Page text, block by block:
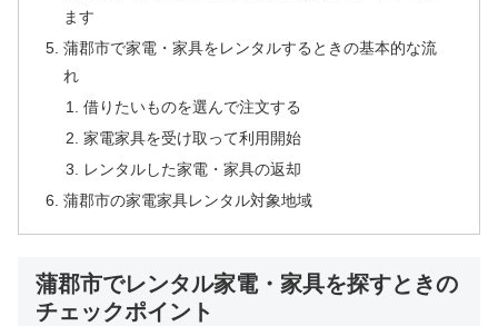
ます
蒲郡市で家電・家具をレンタルするときの基本的な流
れ
借りたいものを選んで注文する
家電家具を受け取って利用開始
レンタルした家電・家具の返却
蒲郡市の家電家具レンタル対象地域
蒲郡市でレンタル家電・家具を探すときの
チェックポイント